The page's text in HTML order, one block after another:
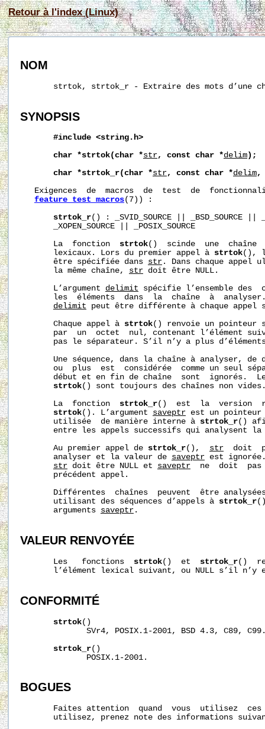
Retour à l'index (Linux)
NOM
strtok, strtok_r - Extraire des mots d’une
SYNOPSIS
#include <string.h>
char *strtok(char *str, const char *delim );
char *strtok_r(char *str, const char *delim,
Exigences  de  macros  de  test  de
feature_test_macros(7)) :
strtok_r() : _SVID_SOURCE || _BSD_SOURCE ||
       _XOPEN_SOURCE || _POSIX_SOURCE
       La  fonction
strtok()  scinde  une  chaîne
       lexicaux. Lors du premier appel à
strtok(),
       être spécifiée dans
str . Dans chaque
       la même chaîne,
str doit être NULL.
       L’argument
delimit spécifie l’ensemble des
les  éléments  dans  la  chaîne  à
delimit peut être différente à chaque appel
       Chaque appel à
strtok() renvoie un pointeur
par  un  octet  nul, contenant l’élément
pas le séparateur. S’il n’y a plus
Une séquence, dans la chaîne à analyser, de
ou  plus  est  considérée  comme un seul
début et en fin de chaîne  sont  ignorés.
strtok() sont toujours des chaînes non
       La  fonction
strtok_r()  est  la  version
strtok(). L’argument saveptr est un
       utilisée  de manière interne à
strtok_r()
entre les appels successifs qui analysent la
       Au premier appel de
strtok_r(), str
doit
       analyser et la valeur de
saveptr est
str doit être NULL et saveptr
ne  doit  pas
       précédent appel.
Différentes  chaînes  peuvent  être
       utilisant des séquences d’appels à
strtok_r
       arguments
saveptr .
VALEUR RENVOYÉE
       Les   fonctions
strtok()  et strtok_r()
l’élément lexical suivant, ou NULL s’il n’y
CONFORMITÉ
strtok()
SVr4, POSIX.1-2001, BSD 4.3, C89,
strtok_r()
              POSIX.1-2001.
BOGUES
Faites attention  quand  vous  utilisez
utilisez, prenez note des informations